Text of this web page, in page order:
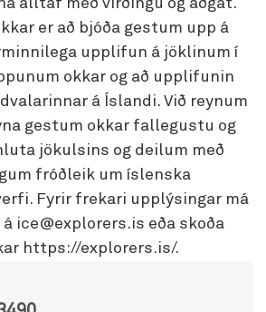
alltaf með virðingu og aðgát.
er að bjóða gestum upp á
upplifun á jöklinum í
okkar og að upplifunin
á Íslandi. Við reynum
gestum okkar fallegustu og
jökulsins og deilum með
fróðleik um íslenska
Fyrir frekari upplýsingar má
ice@explorers.is eða skoða
https://explorers.is/.